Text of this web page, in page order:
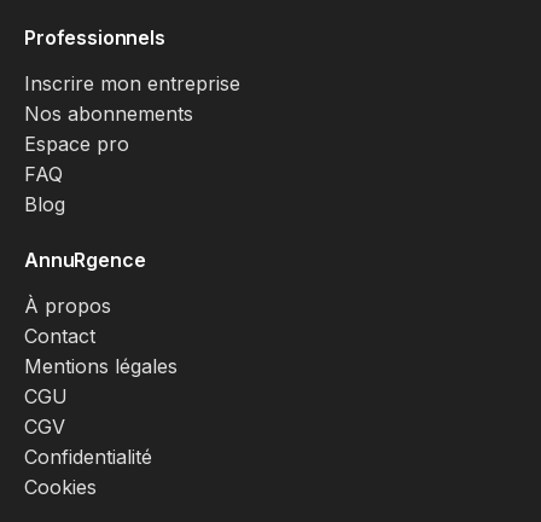
Professionnels
Inscrire mon entreprise
Nos abonnements
Espace pro
FAQ
Blog
AnnuRgence
À propos
Contact
Mentions légales
CGU
CGV
Confidentialité
Cookies